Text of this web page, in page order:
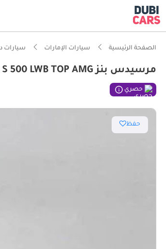
الصفحة الرئيسية سيارات الإمارات سيارات
مرسيدس بنز S 500 LWB TOP AMG
حصري
حفظ